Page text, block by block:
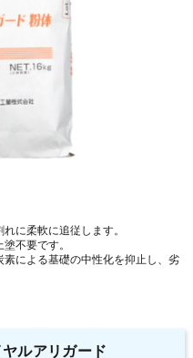
に柔軟に追従します。
不要です。
による基礎の中性化を抑止し、劣
ルアリガード